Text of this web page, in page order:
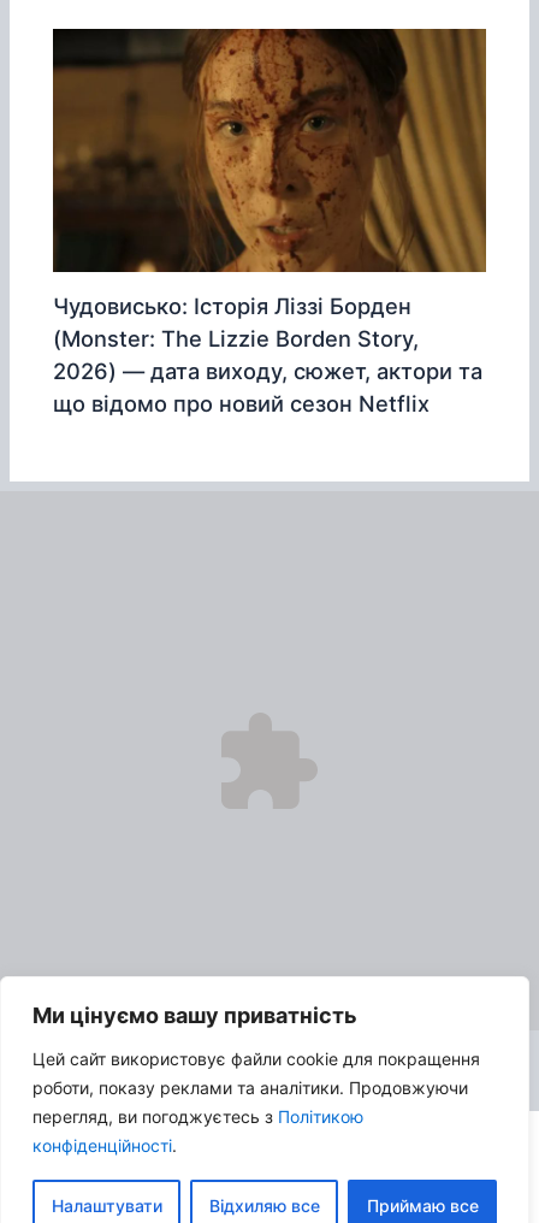
Ми цінуємо вашу приватність
Цей сайт використовує файли cookie для покращення
роботи, показу реклами та аналітики. Продовжуючи
перегляд, ви погоджуєтесь з Політикою
конфіденційності.
Налаштувати Відхиляю все Приймаю все
Чудовисько: Історія Ліззі Борден
(Monster: The Lizzie Borden Story,
2026) — дата виходу, сюжет, актори та
що відомо про новий сезон Netflix
© 2026 Про кіно з SK:TV | Всі права захищені |
конфіденційності|
Контакти